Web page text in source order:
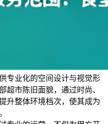
专业化的空间设计与视觉形
超市陈旧面貌，通过时尚、
升整体环境档次，使其成为